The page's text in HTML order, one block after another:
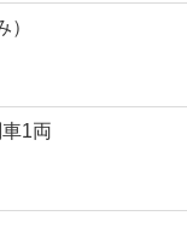
1両